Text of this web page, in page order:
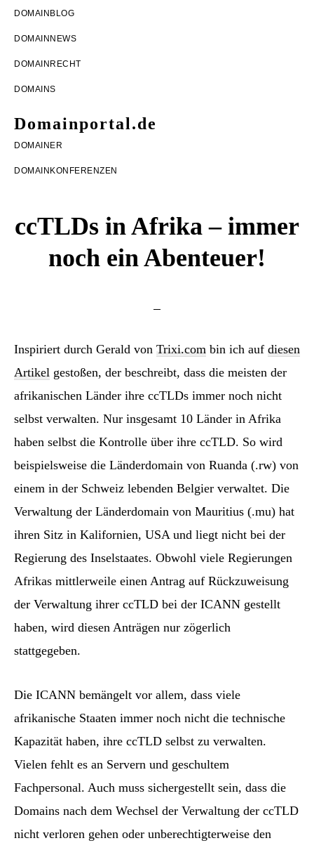
Zur
Hauptnavigation
springen
Zum
Inhalt
springen
Zur
Seitenspalte
springen
DOMAINBLOG
DOMAINNEWS
DOMAINRECHT
DOMAINS
Domainportal.de
Domainblog
rund
DomainRecht,
DomainNews
DOMAINER
DOMAINKONFERENZEN
ccTLDs in Afrika – immer
noch ein Abenteuer!
Inspiriert durch Gerald von Trixi.com bin ich auf diesen
Artikel gestoßen, der beschreibt, dass die meisten der
afrikanischen Länder ihre ccTLDs immer noch nicht
selbst verwalten. Nur insgesamt 10 Länder in Afrika
haben selbst die Kontrolle über ihre ccTLD. So wird
beispielsweise die Länderdomain von Ruanda (.rw) von
einem in der Schweiz lebenden Belgier verwaltet. Die
Verwaltung der Länderdomain von Mauritius (.mu) hat
ihren Sitz in Kalifornien, USA und liegt nicht bei der
Regierung des Inselstaates. Obwohl viele Regierungen
Afrikas mittlerweile einen Antrag auf Rückzuweisung
der Verwaltung ihrer ccTLD bei der ICANN gestellt
haben, wird diesen Anträgen nur zögerlich
stattgegeben.
Die ICANN bemängelt vor allem, dass viele
afrikanische Staaten immer noch nicht die technische
Kapazität haben, ihre ccTLD selbst zu verwalten.
Vielen fehlt es an Servern und geschultem
Fachpersonal. Auch muss sichergestellt sein, dass die
Domains nach dem Wechsel der Verwaltung der ccTLD
nicht verloren gehen oder unberechtigterweise den